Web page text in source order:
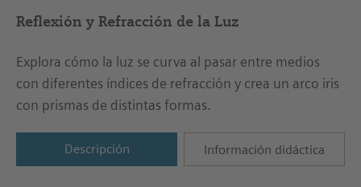
Reflexión y Refracción de la Luz
Explora cómo la luz se curva al pasar entre medios
con diferentes índices de refracción y crea un arco iris
con prismas de distintas formas.
Descripción Información didáctica